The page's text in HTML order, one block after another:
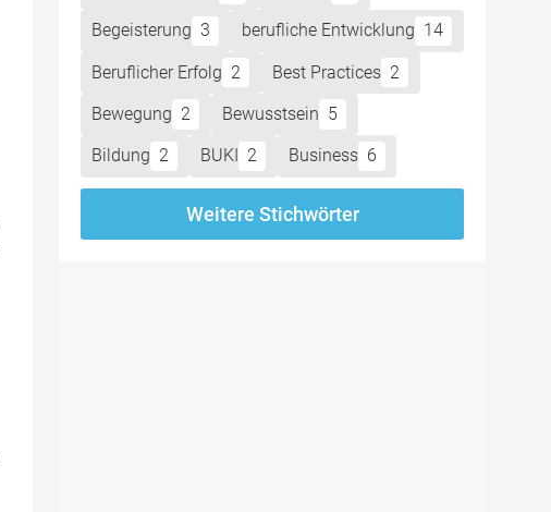
Begeisterung 3 berufliche Entwicklung 14
Beruflicher Erfolg 2 Best Practices 2
Bewegung 2 Bewusstsein 5
Bildung 2 BUKI 2 Business 6
Weitere Stichwörter